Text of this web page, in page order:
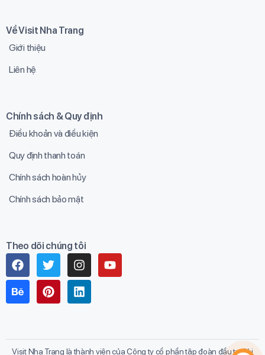
Về Visit Nha Trang
Giới thiệu
Liên hệ
Chính sách & Quy định
Điều khoản và điều kiện
Quy định thanh toán
Chính sách hoàn hủy
Chính sách bảo mật
Theo dõi chúng tôi
Visit Nha Trang là thành viên của Công ty cổ phần tập đoàn đầu tư Sài